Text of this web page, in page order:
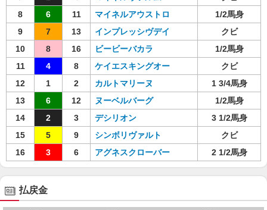
8
6 11 マイネルアウストロ
1/2馬身
9
7 13 インプレッシヴデイ
クビ
10
8 16 ビービーバカラ
1/2馬身
11
4 8 ケイエスキングオー
クビ
12
1 2 カルトマリーヌ
1 3/4馬身
13
6 12 ヌーベルバーグ
1/2馬身
14
2 3 デシリオン
3 1/2馬身
15
5 9 シンボリヴァルト
クビ
16
3 6 アグネスクローバー 2 1/2馬身
払戻金